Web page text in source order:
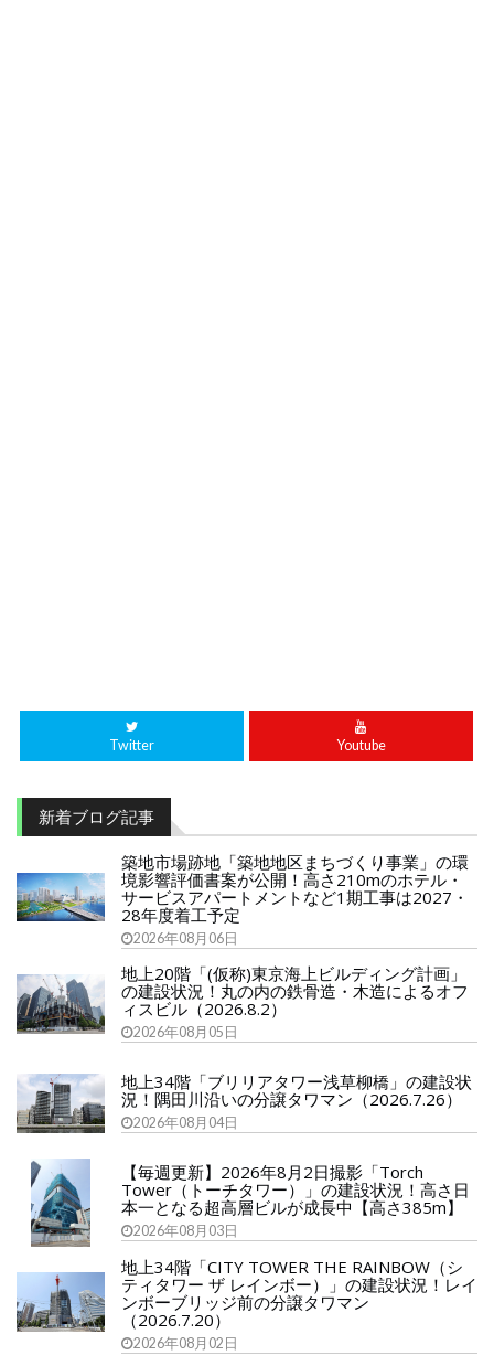
Twitter Youtube
新着ブログ記事
築地市場跡地「築地地区まちづくり事業」の環
境影響評価書案が公開！高さ210mのホテル・
サービスアパートメントなど1期工事は2027・
28年度着工予定
2026年08月06日
地上20階「(仮称)東京海上ビルディング計画」
の建設状況！丸の内の鉄骨造・木造によるオフ
ィスビル（2026.8.2）
2026年08月05日
地上34階「ブリリアタワー浅草柳橋」の建設状
況！隅田川沿いの分譲タワマン（2026.7.26）
2026年08月04日
【毎週更新】2026年8月2日撮影「Torch
Tower（トーチタワー）」の建設状況！高さ日
本一となる超高層ビルが成長中【高さ385m】
2026年08月03日
地上34階「CITY TOWER THE RAINBOW（シ
ティタワー ザ レインボー）」の建設状況！レイ
ンボーブリッジ前の分譲タワマン
（2026.7.20）
2026年08月02日